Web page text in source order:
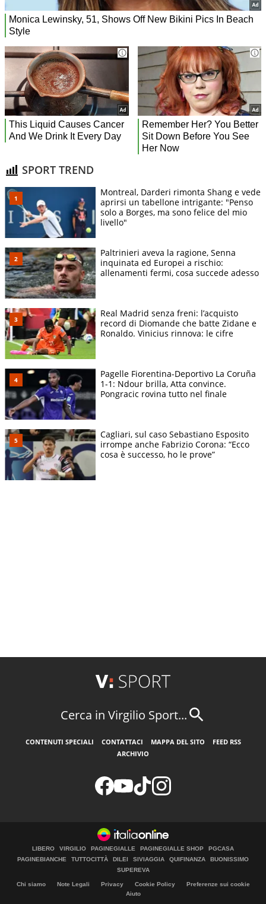
SPORT TREND
Montreal, Darderi rimonta Shang e vede
aprirsi un tabellone intrigante: "Penso
solo a Borges, ma sono felice del mio
livello"
Paltrinieri aveva la ragione, Senna
inquinata ed Europei a rischio:
allenamenti fermi, cosa succede adesso
Real Madrid senza freni: l’acquisto
record di Diomande che batte Zidane e
Ronaldo. Vinicius rinnova: le cifre
Pagelle Fiorentina-Deportivo La Coruña
1-1: Ndour brilla, Atta convince.
Pongracic rovina tutto nel finale
Cagliari, sul caso Sebastiano Esposito
irrompe anche Fabrizio Corona: “Ecco
cosa è successo, ho le prove”
Cerca in Virgilio Sport...
CONTENUTI SPECIALI CONTATTACI MAPPA DEL SITO
FEED RSS
ARCHIVIO
LIBERO VIRGILIO PAGINEGIALLE PAGINEGIALLE SHOP
PGCASA
PAGINEBIANCHE
TUTTOCITTÀ DILEI SIVIAGGIA QUIFINANZA
BUONISSIMO
SUPEREVA
Chi siamo Note Legali Privacy Cookie Policy
Preferenze sui cookie
Aiuto